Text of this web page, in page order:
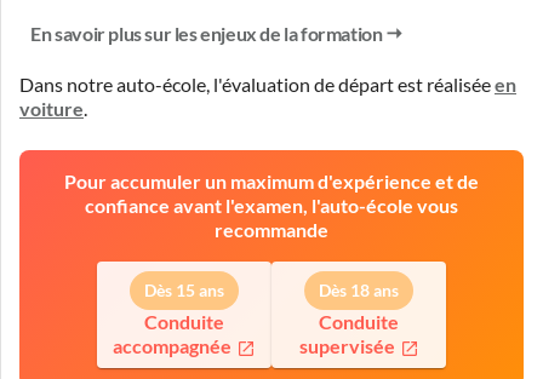
En savoir plus sur les enjeux de la formation
Dans notre auto-école, l'évaluation de départ est réaliséeen
voiture.
Pour accumuler un maximum d'expérience et de
confiance avant l'examen, l'auto-école vous
recommande
Dès 15 ans
Conduite
accompagnée
Dès 18 ans
Conduite
supervisée